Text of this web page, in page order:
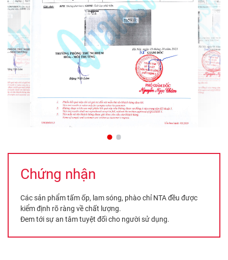
Chứng nhận
Các sản phẩm tấm ốp, lam sóng, phào chỉ NTA đều được
kiểm định rõ ràng về chất lượng.
Đem tới sự an tâm tuyệt đối cho người sử dụng.